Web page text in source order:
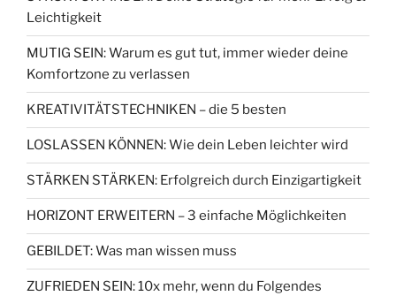
Leichtigkeit
MUTIG SEIN: Warum es gut tut, immer wieder deine
Komfortzone zu verlassen
KREATIVITÄTSTECHNIKEN – die 5 besten
LOSLASSEN KÖNNEN: Wie dein Leben leichter wird
STÄRKEN STÄRKEN: Erfolgreich durch Einzigartigkeit
HORIZONT ERWEITERN – 3 einfache Möglichkeiten
GEBILDET: Was man wissen muss
ZUFRIEDEN SEIN: 10x mehr, wenn du Folgendes